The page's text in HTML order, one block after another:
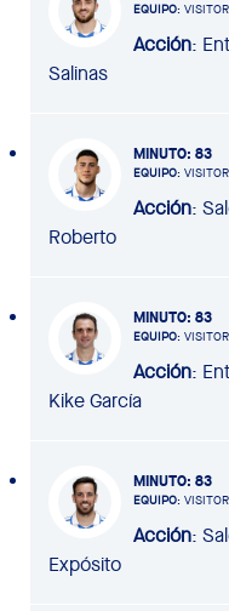
EQUIPO: VISITOR
Acción:
Salinas
MINUTO: 83
EQUIPO: VISITOR
Acción:
Roberto
MINUTO: 83
EQUIPO: VISITOR
Acción:
Kike García
MINUTO: 83
EQUIPO: VISITOR
Acción:
Expósito